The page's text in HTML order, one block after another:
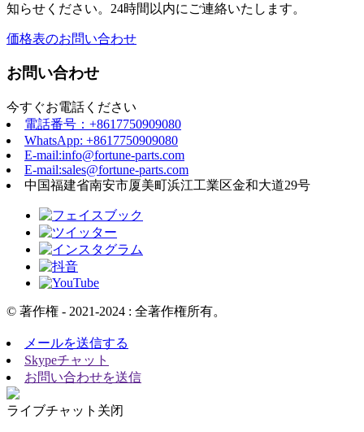
知らせください。24時間以内にご連絡いたします。
価格表のお問い合わせ
お問い合わせ
今すぐお電話ください
電話番号：+8617750909080
WhatsApp: +8617750909080
E-mail:info@fortune-parts.com
E-mail:sales@fortune-parts.com
中国福建省南安市厦美町浜江工業区金和大道29号
© 著作権 - 2021-2024 : 全著作権所有。
メールを送信する
Skypeチャット
お問い合わせを送信
ライブチャット 关闭